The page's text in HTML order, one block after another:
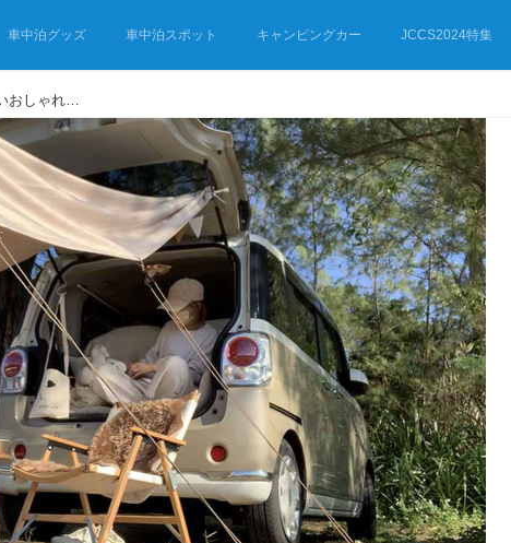
車中泊グッズ 車中泊スポット キャンピングカー JCCS2024特集
車中泊に役立つ無印良品アイテム９選！ 真似したいおしゃれな“車中カフェ”スタイル！